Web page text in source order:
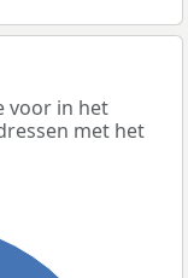
voor in het
met het